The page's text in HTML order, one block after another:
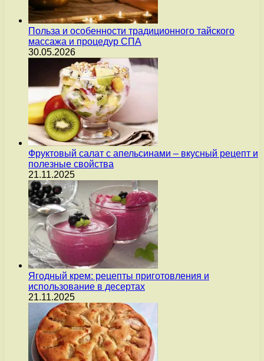
Польза и особенности традиционного тайского
массажа и процедур СПА
30.05.2026
Фруктовый салат с апельсинами – вкусный рецепт и
полезные свойства
21.11.2025
Ягодный крем: рецепты приготовления и
использование в десертах
21.11.2025